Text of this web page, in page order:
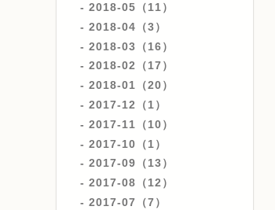
2018-05（11）
2018-04（3）
2018-03（16）
2018-02（17）
2018-01（20）
2017-12（1）
2017-11（10）
2017-10（1）
2017-09（13）
2017-08（12）
2017-07（7）